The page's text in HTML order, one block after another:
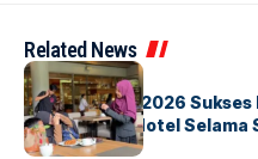
Related News
BERITAINDEX
GM For A Day 2026
Operasional Hotel Selama